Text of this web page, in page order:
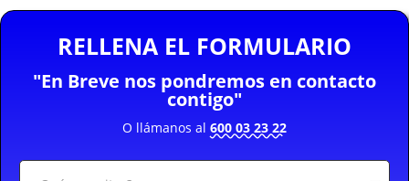
RELLENA EL FORMULARIO
"En Breve nos pondremos en contacto
contigo"
O llámanos al 600 03 23 22